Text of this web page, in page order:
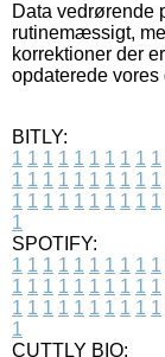
Data vedrørende
rutinemæssigt,
korrektioner der
opdaterede vores
BITLY:
1 1 1 1 1 1 1 1 1 1
1 1 1 1 1 1 1 1 1 1
1 1 1 1 1 1 1 1 1 1
1
SPOTIFY:
1 1 1 1 1 1 1 1 1 1
1 1 1 1 1 1 1 1 1 1
1 1 1 1 1 1 1 1 1 1
1
CUTTLY BIO: